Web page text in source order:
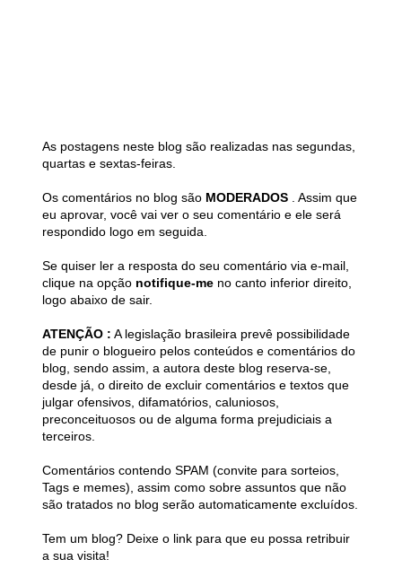
As postagens neste blog são realizadas nas segundas,
quartas e sextas-feiras.
Os comentários no blog são MODERADOS
. Assim que
eu aprovar, você vai ver o seu comentário e ele será
respondido logo em seguida.
Se quiser ler a resposta do seu comentário via e-mail,
clique na opção notifique-me no canto inferior direito,
logo abaixo de sair.
ATENÇÃO : A legislação brasileira prevê possibilidade
de punir o blogueiro pelos conteúdos e comentários do
blog, sendo assim, a autora deste blog reserva-se,
desde já, o direito de excluir comentários e textos que
julgar ofensivos, difamatórios, caluniosos,
preconceituosos ou de alguma forma prejudiciais a
terceiros.
Comentários contendo SPAM (convite para sorteios,
Tags e memes), assim como sobre assuntos que não
são tratados no blog serão automaticamente excluídos.
Tem um blog? Deixe o link para que eu possa retribuir
a sua visita!